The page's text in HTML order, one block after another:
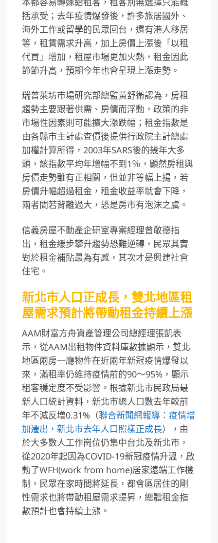
括承受；去年疫情爆發後，許多旅居國外、
海外工作或留學的民眾回台，還有港人移居
等，租賃需求升高，加上房價上漲後「以租
代買」增加，租屋市場更加火熱，租金因此
節節升高，預期今年也會呈現上漲走勢。
瑞普萊坊市場研究部總監黃舒衛認為，房租
趨勢主要跟著供需、房價而浮動，政策的非
市場性因素則可能擴大漲跌幅；租金指數是
由各縣市主計處查價後提供行政院主計總處
加權計算所得，2003年SARS後的幾年大多
頭，該指數平均年增幅不到1％，顯然房租與
房價走勢雖有正相關，但並非等幅上揚，若
房價升幅超過租金，租金收益率就會下降，
兩者間若背離過大，恐是房市有泡沫之虞。
信義房屋不動產企研室專案經理曾敬德指
出，租金緩步攀升趨勢恐難逆轉，民眾其實
對於租金補貼最為有感，其次才是興建社會
住宅。
新北市人口正成長，雙北地區租
屋需求預計將帶動租金持續上漲
AAM財富方舟資產管理公司總經理張凱表
示，從AAM出租物件資料庫數據顯示，雙北
地區兩房一廳物件在近兩年新冠疫情爆發以
來，滿租率仍維持疫情前的90～95%，顯示
租客穩定度不受影響。根據新北市民政局最
新人口統計資料，新北市總人口數去年較前
年不減反增0.31%（聯合新聞網報導：疫情增
加遷出，新北市去年人口照樣正成長），由
於大多數人工作崗位仍集中台北及新北市，
從2020年起因為COVID-19新冠疫情升溫，啟
動了WFH(work from home)居家遠端工作機
制，民眾在家時間將延長，都會區居住的剛
性需求也將帶動租屋需求提昇，總體租金指
數預計也會持續上漲。